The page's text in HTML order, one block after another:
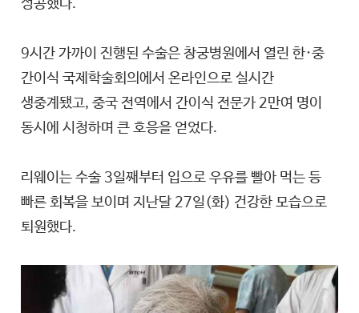
성공했다.
9시간 가까이 진행된 수술은 창궁병원에서 열린 한·중
간이식 국제학술회의에서 온라인으로 실시간
생중계됐고, 중국 전역에서 간이식 전문가 2만여 명이
동시에 시청하며 큰 호응을 얻었다.
리웨이는 수술 3일째부터 입으로 우유를 빨아 먹는 등
빠른 회복을 보이며 지난달 27일(화) 건강한 모습으로
퇴원했다.